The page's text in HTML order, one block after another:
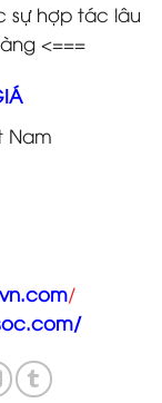
sự hợp tác lâu
<===
Nam
/